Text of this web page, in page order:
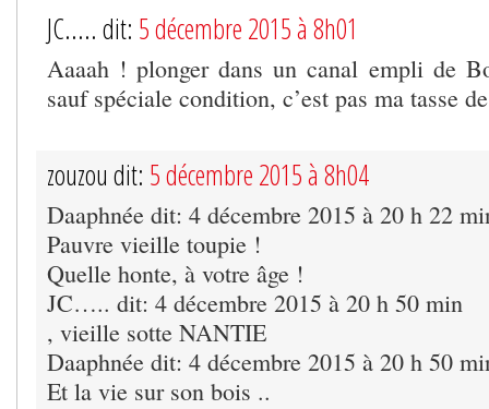
JC..... dit: 5 décembre 2015 à 8h01
Aaaah ! plonger dans un canal empli de
sauf spéciale condition, c’est pas ma tasse
zouzou dit: 5 décembre 2015 à 8h04
Daaphnée dit: 4 décembre 2015 à 20 h 22
Pauvre vieille toupie !
Quelle honte, à votre âge !
JC….. dit: 4 décembre 2015 à 20 h 50 min
, vieille sotte NANTIE
Daaphnée dit: 4 décembre 2015 à 20 h 50
Et la vie sur son bois ..